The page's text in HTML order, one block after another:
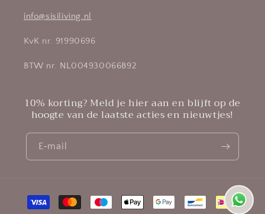
info@sisiliving.nl
KvK nr. 91990696
BTW nr. NL004930066B92
10% korting? Meld je hier aan en blijft op de
hoogte van de laatste acties en nieuwtjes!
E‑mail
Betaalmethoden